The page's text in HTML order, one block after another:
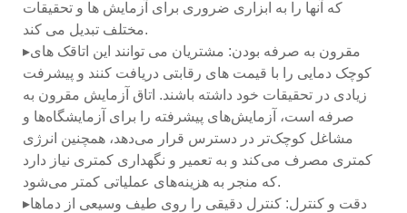
که آنها را به ابزاری ضروری برای آزمایش ها و تحقیقات
مختلف تبدیل می کند.
▸مقرون به صرفه بودن: مشتریان می توانند این اتاقک های
کوچک دمایی را با قیمت های رقابتی دریافت کنند و پیشرفت
زیادی در تحقیقات خود داشته باشند. اتاق آزمایش مقرون به
صرفه است، آزمایش‌های پیشرفته را برای آزمایشگاه‌ها و
مشاغل کوچک‌تر در دسترس قرار می‌دهد، همچنین انرژی
کمتری مصرف می‌کند و به تعمیر و نگهداری کمتری نیاز دارد
که منجر به هزینه‌های عملیاتی کمتر می‌شود.
▸دقت و کنترل: کنترل دقیقی را روی طیف وسیعی از دماها